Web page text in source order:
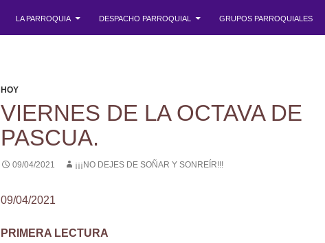
LA PARROQUIA DESPACHO PARROQUIAL GRUPOS PARROQUIALES
HOY
VIERNES DE LA OCTAVA DE
PASCUA.
09/04/2021 ¡¡¡NO DEJES DE SOÑAR Y SONREÍR!!!
09/04/2021
PRIMERA LECTURA